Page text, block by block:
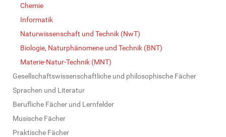
Chemie
Informatik
Naturwissenschaft und Technik (NwT)
Biologie, Naturphänomene und Technik (BNT)
Materie-Natur-Technik (MNT)
Gesellschaftswissenschaftliche und philosophische Fächer
Sprachen und Literatur
Berufliche Fächer und Lernfelder
Musische Fächer
Praktische Fächer